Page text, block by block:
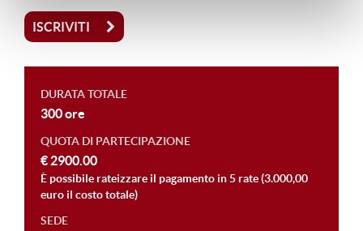
ISCRIVITI
DURATA TOTALE
300 ore
QUOTA DI PARTECIPAZIONE
€ 2900.00
È possibile rateizzare il pagamento in 5 rate (3.000,00
euro il costo totale)
SEDE